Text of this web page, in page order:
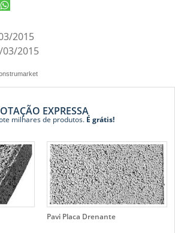
2015
03/2015
EXPRESSA
milhares de produtos.É grátis!
Pavi Placa Drenante